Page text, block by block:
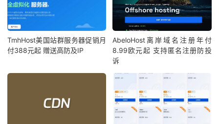
TmhHost美国站群服务器促销月
付388元起 赠送高防及IP
AbeloHost离岸域名注册年付
8.99欧元起 支持匿名注册防投
诉